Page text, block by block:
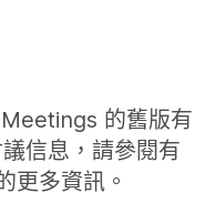
的舊版有
信息，請參閱有
更多資訊。